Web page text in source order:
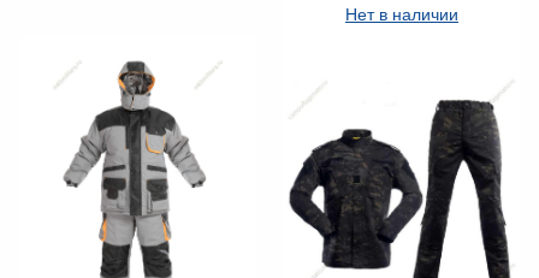
Нет в наличии